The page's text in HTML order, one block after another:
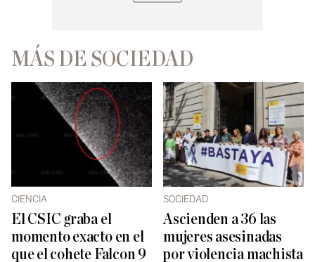
MÁS DE SOCIEDAD
CIENCIA
El CSIC graba el
momento exacto en el
que el cohete Falcon 9
SOCIEDAD
Ascienden a 36 las
mujeres asesinadas
por violencia machista